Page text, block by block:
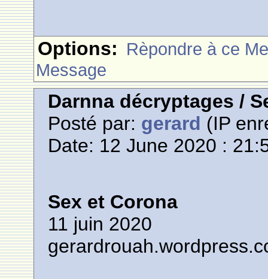
Options: Rèpondre à ce
Message
Darnna décryptages /
Posté par: gerard (IP
Date: 12 June 2020 :
Sex et Corona
11 juin 2020